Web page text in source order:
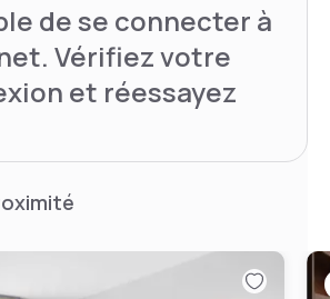
de se connecter à
Vérifiez votre
et réessayez